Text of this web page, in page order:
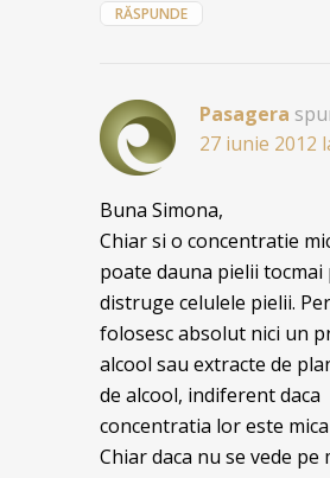
RĂSPUNDE
Pasagera
27 iunie 2012
Buna Simona,
Chiar si o concentratie
poate dauna pielii tocmai
distruge celulele pielii.
folosesc absolut nici un
alcool sau extracte de
de alcool, indiferent daca
concentratia lor este
Chiar daca nu se vede pe